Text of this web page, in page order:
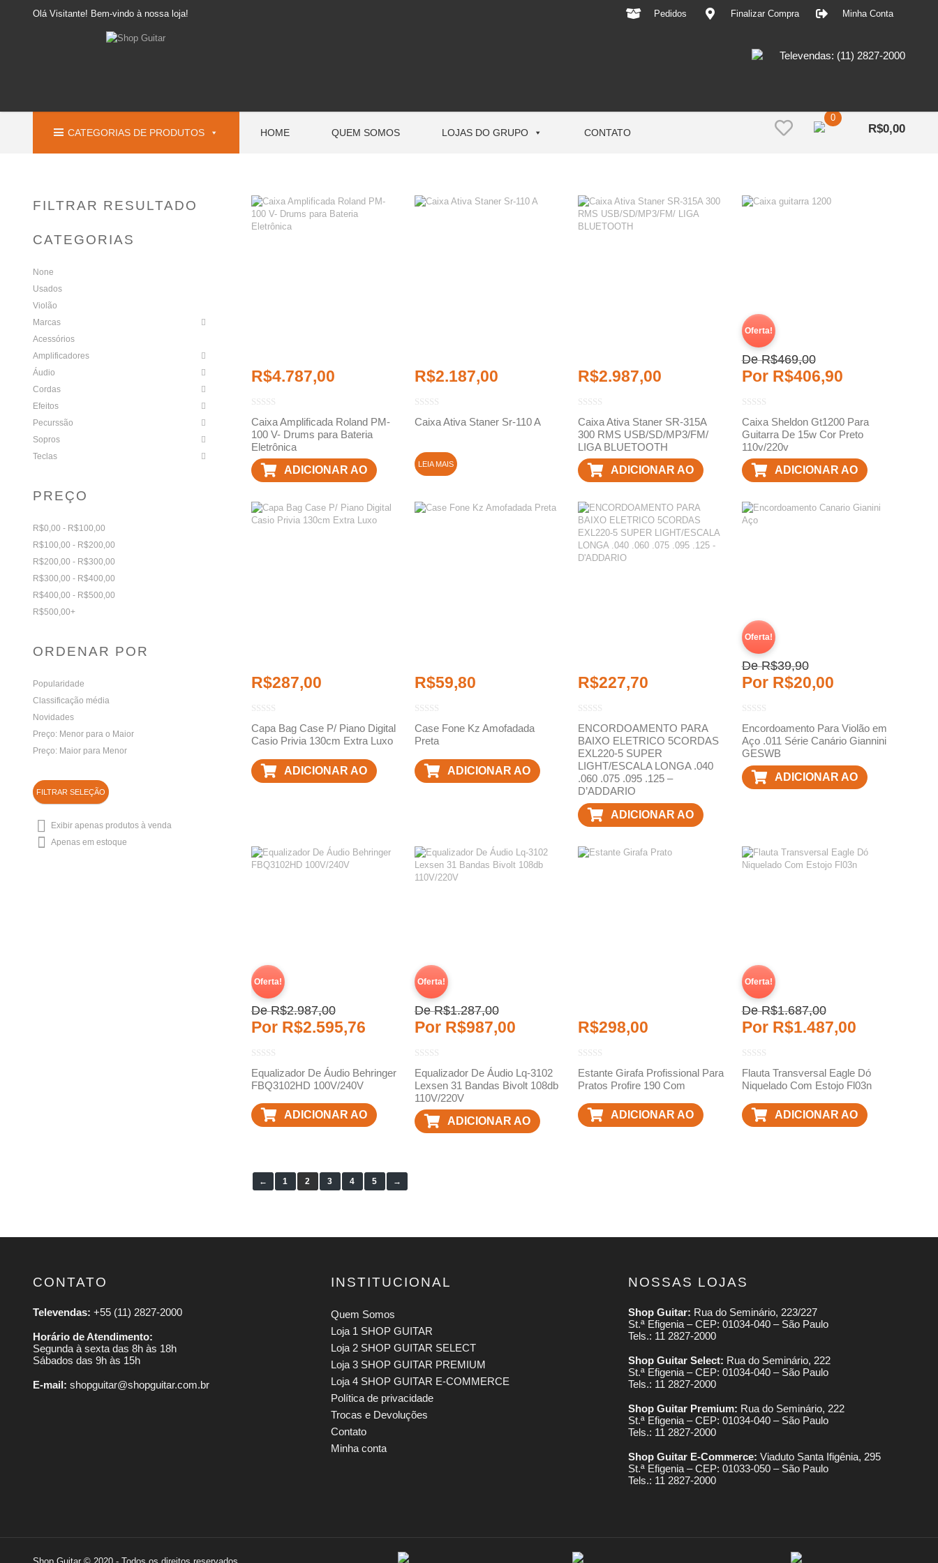
Olá Visitante! Bem-vindo à nossa loja! Pedidos Finalizar Compra Minha Conta
Televendas: (11) 2827-2000
CATEGORIAS DE PRODUTOS HOME QUEM SOMOS LOJAS DO GRUPO CONTATO
0
R$0,00
R$4.787,00
Caixa Amplificada Roland PM-
100 V- Drums para Bateria
Eletrônica
ADICIONAR AO
R$2.187,00
Caixa Ativa Staner Sr-110 A
LEIA MAIS
R$2.987,00
Caixa Ativa Staner SR-315A
300 RMS USB/SD/MP3/FM/
LIGA BLUETOOTH
ADICIONAR AO
Oferta!
DeR$469,00
Por R$406,90
Caixa Sheldon Gt1200 Para
Guitarra De 15w Cor Preto
110v/220v
ADICIONAR AO
R$287,00
Capa Bag Case P/ Piano Digital
Casio Privia 130cm Extra Luxo
ADICIONAR AO
R$59,80
Case Fone Kz Amofadada
Preta
ADICIONAR AO
R$227,70
ENCORDOAMENTO PARA
BAIXO ELETRICO 5CORDAS
EXL220-5 SUPER
LIGHT/ESCALA LONGA .040
.060 .075 .095 .125 –
D’ADDARIO
ADICIONAR AO
Oferta!
DeR$39,90
Por R$20,00
Encordoamento Para Violão em
Aço .011 Série Canário Giannini
GESWB
ADICIONAR AO
Oferta!
DeR$2.987,00
Por R$2.595,76
Equalizador De Áudio Behringer
FBQ3102HD 100V/240V
ADICIONAR AO
Oferta!
DeR$1.287,00
Por R$987,00
Equalizador De Áudio Lq-3102
Lexsen 31 Bandas Bivolt 108db
110V/220V
ADICIONAR AO
R$298,00
Estante Girafa Profissional Para
Pratos Profire 190 Com
ADICIONAR AO
Oferta!
DeR$1.687,00
Por R$1.487,00
Flauta Transversal Eagle Dó
Niquelado Com Estojo Fl03n
ADICIONAR AO
← 1 2 3 4 5 →
FILTRAR RESULTADO
CATEGORIAS
None
Usados
Violão
Marcas
Acessórios
Amplificadores
Áudio
Cordas
Efeitos
Pecurssão
Sopros
Teclas
PREÇO
R$0,00 - R$100,00
R$100,00 - R$200,00
R$200,00 - R$300,00
R$300,00 - R$400,00
R$400,00 - R$500,00
R$500,00+
ORDENAR POR
Popularidade
Classificação média
Novidades
Preço: Menor para o Maior
Preço: Maior para Menor
FILTRAR SELEÇÃO
Exibir apenas produtos à venda
Apenas em estoque
CONTATO
Televendas: +55 (11) 2827-2000
Horário de Atendimento:
Segunda à sexta das 8h às 18h
Sábados das 9h às 15h
E-mail: shopguitar@shopguitar.com.br
INSTITUCIONAL
Quem Somos
Loja 1 SHOP GUITAR
Loja 2 SHOP GUITAR SELECT
Loja 3 SHOP GUITAR PREMIUM
Loja 4 SHOP GUITAR E-COMMERCE
Política de privacidade
Trocas e Devoluções
Contato
Minha conta
NOSSAS LOJAS
Shop Guitar: Rua do Seminário, 223/227
St.ª Efigenia – CEP: 01034-040 – São Paulo
Tels.: 11 2827-2000
Shop Guitar Select: Rua do Seminário, 222
St.ª Efigenia – CEP: 01034-040 – São Paulo
Tels.: 11 2827-2000
Shop Guitar Premium: Rua do Seminário, 222
St.ª Efigenia – CEP: 01034-040 – São Paulo
Tels.: 11 2827-2000
Shop Guitar E-Commerce: Viaduto Santa Ifigênia, 295
St.ª Efigenia – CEP: 01033-050 – São Paulo
Tels.: 11 2827-2000